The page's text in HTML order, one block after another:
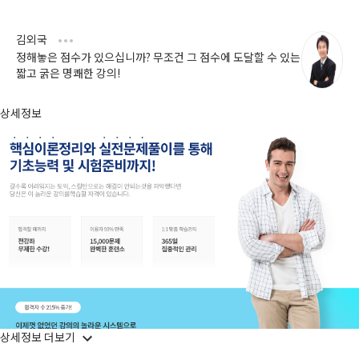
김외국
정해놓은 점수가 있으십니까? 무조건 그 점수에 도달할 수 있는
짧고 굵은 명쾌한 강의!
상세정보
상세정보 더보기